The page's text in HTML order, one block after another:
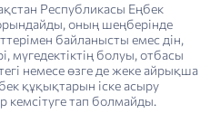
Республикасы Еңбек
оның шеңберінде
байланысты емес дін,
мүгедектіктің болуы, отбасы
немесе өзге де жеке айрықша
құқықтарын іске асыру
кемсітуге тап болмайды.